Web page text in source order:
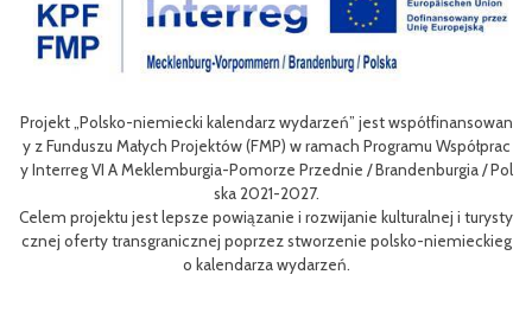
wydarzeń” jest współfinansowan
w ramach Programu Współprac
Przednie / Brandenburgia / Pol
i rozwijanie kulturalnej i turysty
stworzenie polsko-niemieckieg
Celem III Polsko-Niemieckich Dni
nie oferty turystycznej oraz
niej dla mieszkańców obszaru
w
Efektem planowanych działań jest
m rowerów możliwości różnych tras
aangażowanie prawdziwych